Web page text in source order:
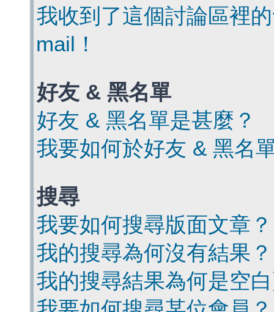
我收到了這個討論區裡
mail！
好友 & 黑名單
好友 & 黑名單是甚麼？
我要如何於好友 & 黑名
搜尋
我要如何搜尋版面文章？
我的搜尋為何沒有結果？
我的搜尋結果為何是空